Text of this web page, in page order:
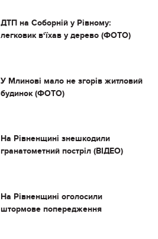
ДТП на Соборній у Рівному:
легковик в‘їхав у дерево (ФОТО)
У Млинові мало не згорів житловий
будинок (ФОТО)
На Рівненщині знешкодили
гранатометний постріл (ВІДЕО)
На Рівненщині оголосили
штормове попередження